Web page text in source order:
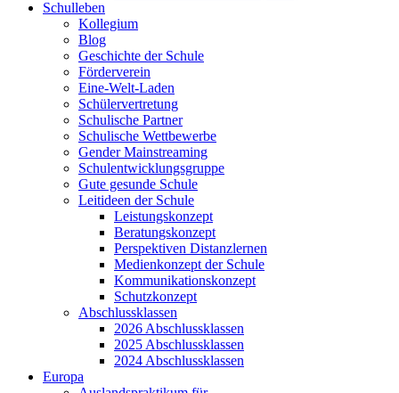
Schulleben
Kollegium
Blog
Geschichte der Schule
Förderverein
Eine-Welt-Laden
Schülervertretung
Schulische Partner
Schulische Wettbewerbe
Gender Mainstreaming
Schulentwicklungsgruppe
Gute gesunde Schule
Leitideen der Schule
Leistungskonzept
Beratungskonzept
Perspektiven Distanzlernen
Medienkonzept der Schule
Kommunikationskonzept
Schutzkonzept
Abschlussklassen
2026 Abschlussklassen
2025 Abschlussklassen
2024 Abschlussklassen
Europa